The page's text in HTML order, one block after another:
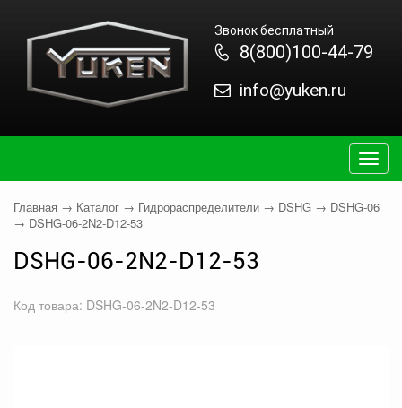
Звонок бесплатный
8(800)100-44-79
info@yuken.ru
Главная → Каталог → Гидрораспределители → DSHG → DSHG-06
→ DSHG-06-2N2-D12-53
DSHG-06-2N2-D12-53
Код товара: DSHG-06-2N2-D12-53